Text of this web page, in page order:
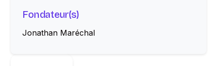
Fondateur(s)
Jonathan Maréchal